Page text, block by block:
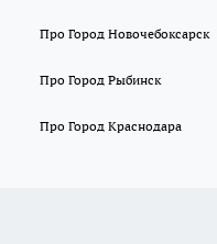
Про Город Новочебоксарск
Про Город Рыбинск
Про Город Краснодара